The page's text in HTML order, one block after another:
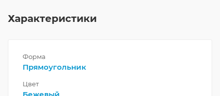
Характеристики
Форма
Прямоугольник
Цвет